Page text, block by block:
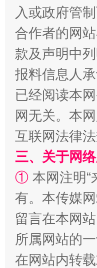
揭批美国五大
解纷+调解+退费
入或政府管
合作者的网站
款及声明中
报料信息人
已经阅读本
网无关。本
互联网法律
三、关于网
① 本网注明
有。本传媒
留言在本网
所属网站的
在网站内转